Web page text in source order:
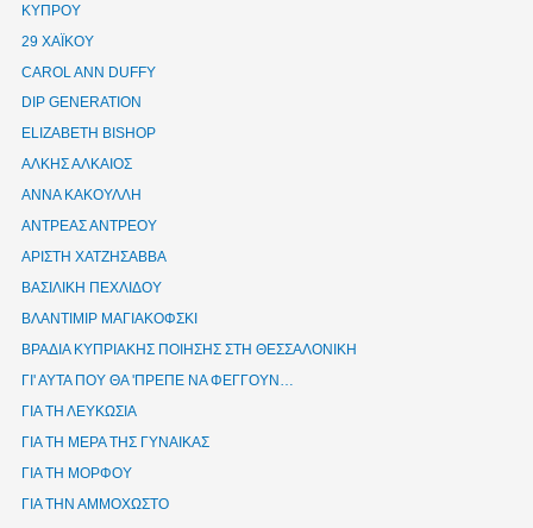
ΚΥΠΡΟΥ
29 ΧΑΪΚΟΥ
CAROL ANN DUFFY
DIP GENERATION
ELIZABETH BISHOP
ΑΛΚΗΣ ΑΛΚΑΙΟΣ
ΑΝΝΑ ΚΑΚΟΥΛΛΗ
ΑΝΤΡΕΑΣ ΑΝΤΡΕΟΥ
ΑΡΙΣΤΗ ΧΑΤΖΗΣΑΒΒΑ
ΒΑΣΙΛΙΚΗ ΠΕΧΛΙΔΟΥ
ΒΛΑΝΤΙΜΙΡ ΜΑΓΙΑΚΟΦΣΚΙ
ΒΡΑΔΙΑ ΚΥΠΡΙΑΚΗΣ ΠΟΙΗΣΗΣ ΣΤΗ ΘΕΣΣΑΛΟΝΙΚΗ
ΓΙ' ΑΥΤΑ ΠΟΥ ΘΑ 'ΠΡΕΠΕ ΝΑ ΦΕΓΓΟΥΝ…
ΓΙΑ ΤΗ ΛΕΥΚΩΣΙΑ
ΓΙΑ ΤΗ ΜΕΡΑ ΤΗΣ ΓΥΝΑΙΚΑΣ
ΓΙΑ ΤΗ ΜΟΡΦΟΥ
ΓΙΑ ΤΗΝ ΑΜΜΟΧΩΣΤΟ